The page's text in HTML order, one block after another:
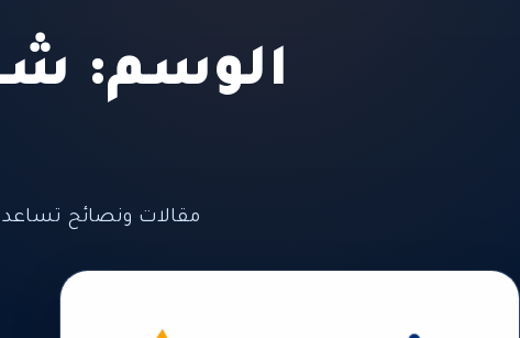
الوسم:
مقالات ونصائح